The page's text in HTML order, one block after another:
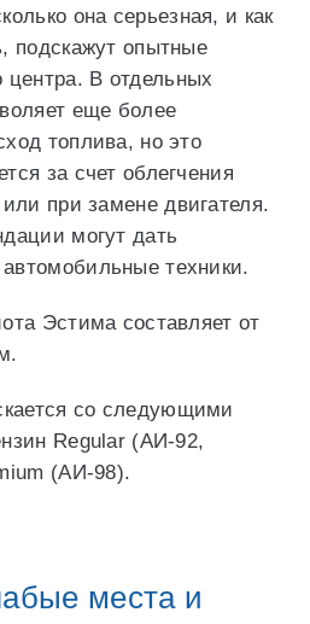
она серьезная, и как
подскажут опытные
центра. В отдельных
еще более
топлива, но это
за счет облегчения
или при замене двигателя.
могут дать
техники.
Эстима составляет от
со следующими
Regular (АИ-92,
(АИ-98).
места и